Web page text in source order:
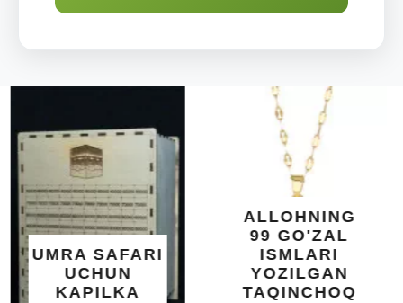
ALLOHNING
99 GO'ZAL
ISMLARI
YOZILGAN
TAQINCHOQ
DIYORIDA
O'SUVCHI
KUNDUR
DARAXTINING
SHIFOBAXSH
YELIMI: AQL,
XOTIRA VA
UMUMIY
SALOMATLIK
UCHUN
BEBAHO
NE'MAT